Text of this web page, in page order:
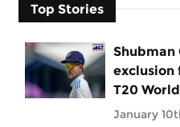
Top Stories
Shubman
exclusion
T20
January